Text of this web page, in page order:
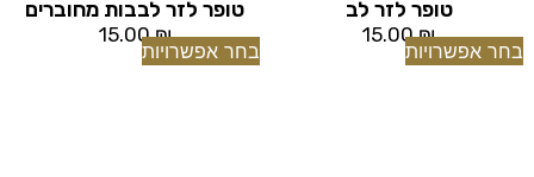
טופר לזר לב
15.00₪
בחר אפשרויות
טופר לזר לבבות מחוברים
15.00₪
בחר אפשרויות